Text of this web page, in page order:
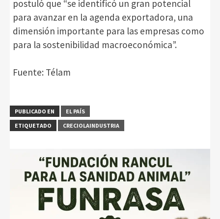
postuló que “se identificó un gran potencial
para avanzar en la agenda exportadora, una
dimensión importante para las empresas como
para la sostenibilidad macroeconómica”.
Fuente: Télam
PUBLICADO EN
EL PAÍS
ETIQUETADO
CRECIOLAINDUSTRIA